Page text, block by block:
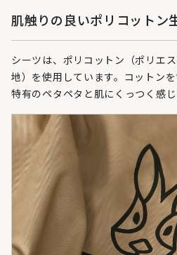
肌触りの良いポリコットン
シーツは、ポリコットン（ポリエ
地）を使用しています。コットン
特有のペタペタと肌にくっつく感じ